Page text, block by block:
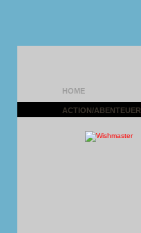
HOME
ACTION/ABENTEUER